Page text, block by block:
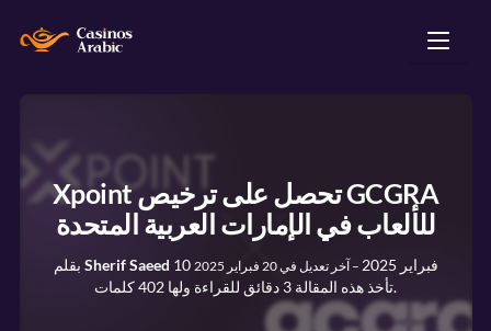
Xpoint تحصل على ترخيص GCGRA
للألعاب في الإمارات العربية المتحدة
بقلم Sherif Saeed 10 فبراير 2025 –آخر تعديل في20 فبراير 2025
تأخذ هذه المقالة 3 دقائق للقراءة ولها 402 كلمات.